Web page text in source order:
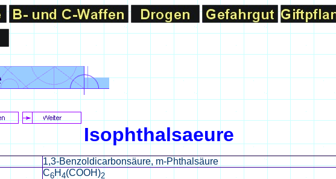
Isophthalsaeure
1,3-Benzoldicarbonsäure, m-Phthalsäure
C6H 4(COOH)2